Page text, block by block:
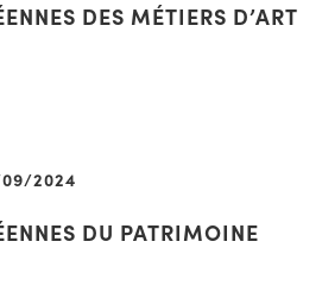
DES MÉTIERS D’ART
2024
DU PATRIMOINE